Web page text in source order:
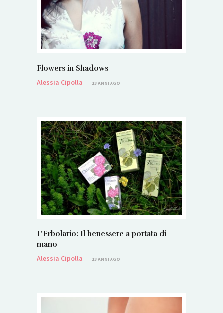
Flowers in Shadows
Alessia Cipolla
13 ANNI AGO
L’Erbolario: Il benessere a portata di
mano
Alessia Cipolla
13 ANNI AGO